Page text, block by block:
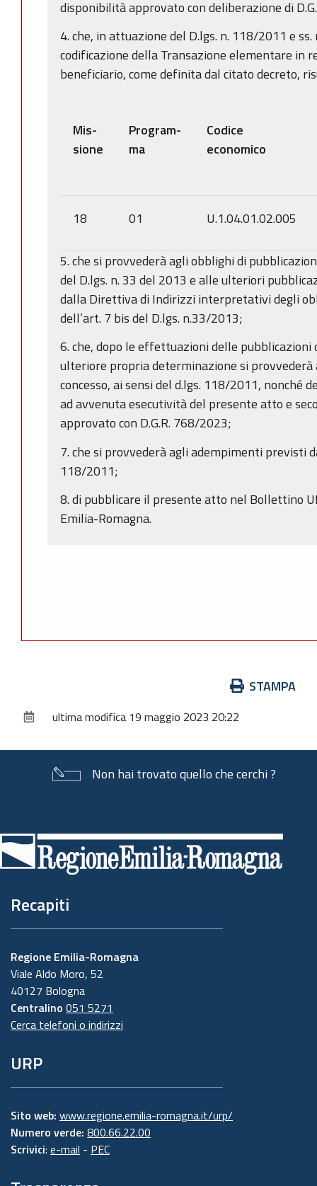
disponibilità approvato con deliberazione di
4. che, in attuazione del D.lgs. n. 118/2011 e
codificazione della Transazione elementare in
beneficiario, come definita dal citato decreto,
Mis-
sione
Program-
ma
Codice
economico
18 01 U.1.04.01.02.005
5. che si provvederà agli obblighi di
del D.lgs. n. 33 del 2013 e alle ulteriori
dalla Direttiva di Indirizzi interpretativi degli
dell’art. 7 bis del D.lgs. n.33/2013;
6. che, dopo le effettuazioni delle pubblicazioni
ulteriore propria determinazione si
concesso, ai sensi del d.lgs. 118/2011, nonché
ad avvenuta esecutività del presente atto e
approvato con D.G.R. 768/2023;
7. che si provvederà agli adempimenti previsti
118/2011;
8. di pubblicare il presente atto nel Bollettino
Emilia-Romagna.
documento
STAMPA
ultima modifica 19 maggio 2023 20:22
Non hai trovato quello che cerchi ?
di
pagina
Recapiti
Regione Emilia-Romagna
Viale Aldo Moro, 52
40127 Bologna
Centralino 051 5271
Cerca telefoni o indirizzi
URP
Sito web: www.regione.emilia-romagna.it/urp/
Numero verde: 800.66.22.00
Scrivici: e-mail - PEC